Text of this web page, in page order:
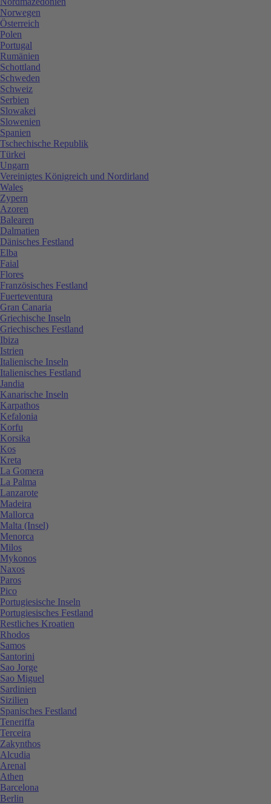
Norwegen
Österreich
Polen
Portugal
Rumänien
Schottland
Schweden
Schweiz
Serbien
Slowakei
Slowenien
Spanien
Tschechische Republik
Türkei
Ungarn
Vereinigtes Königreich und Nordirland
Wales
Zypern
Azoren
Balearen
Dalmatien
Dänisches Festland
Elba
Faial
Flores
Französisches Festland
Fuerteventura
Gran Canaria
Griechische Inseln
Griechisches Festland
Ibiza
Istrien
Italienische Inseln
Italienisches Festland
Jandia
Kanarische Inseln
Karpathos
Kefalonia
Korfu
Korsika
Kos
Kreta
La Gomera
La Palma
Lanzarote
Madeira
Mallorca
Malta (Insel)
Menorca
Milos
Mykonos
Naxos
Paros
Pico
Portugiesische Inseln
Portugiesisches Festland
Restliches Kroatien
Rhodos
Samos
Santorini
Sao Jorge
Sao Miguel
Sardinien
Sizilien
Spanisches Festland
Teneriffa
Terceira
Zakynthos
Alcudia
Arenal
Athen
Barcelona
Berlin